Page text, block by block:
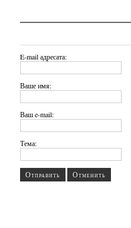
E-mail адресата:
Ваше имя:
Ваш e-mail:
Тема:
Отправить Отменить